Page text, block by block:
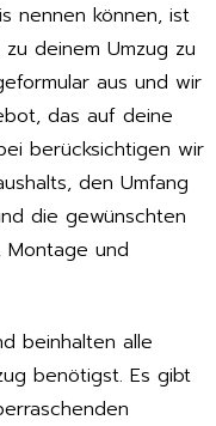
nennen können, ist
deinem Umzug zu
aus und wir
das auf deine
berücksichtigen wir
den Umfang
die gewünschten
Montage und
beinhalten alle
benötigst. Es gibt